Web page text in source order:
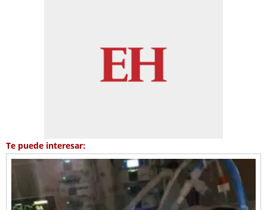
Te puede interesar: